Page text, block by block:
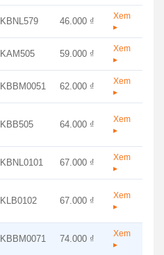
KBNL579 46.000 ₫
Xem
▸
KAM505 59.000 ₫
Xem
▸
KBBM0051 62.000 ₫
Xem
▸
KBB505 64.000 ₫
Xem
▸
KBNL0101 67.000 ₫
Xem
▸
KLB0102 67.000 ₫
Xem
▸
KBBM0071 74.000 ₫
Xem
▸